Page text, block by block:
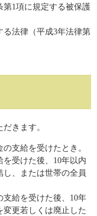
第1項に規定する被保護
る法律（平成3年法律第
きます。
支給を受けたとき。
を受けた後、10年以内
、または世帯の全員
支給を受けた後、10年
更若しくは廃止した